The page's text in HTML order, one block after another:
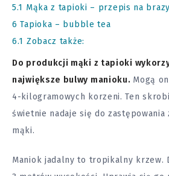
5.1 Mąka z tapioki – przepis na
6 Tapioka – bubble tea
6.1 Zobacz także:
Do produkcji mąki z tapioki
największe bulwy manioku. Mogą
4-kilogramowych korzeni. Ten
świetnie nadaje się do zastępowania
mąki.
Maniok jadalny to tropikalny krzew.